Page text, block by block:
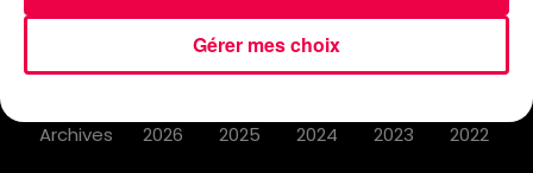
Mentions Légales Politique de Confidentialité
Archives 2026 2025 2024 2023 2022
Gérer mes choix